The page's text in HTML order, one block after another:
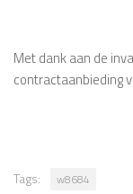
Met dank aan de
contractaanbieding
Tags: w8684